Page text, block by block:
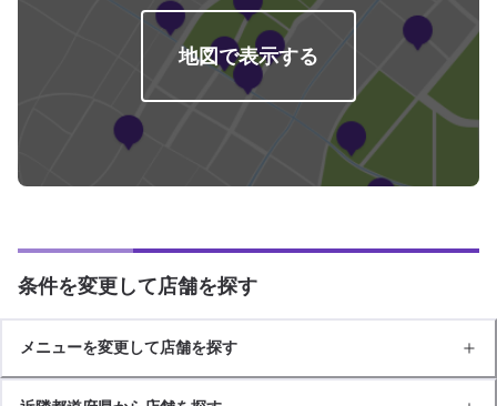
地図で表示する
条件を変更して店舗を探す
メニューを変更して店舗を探す